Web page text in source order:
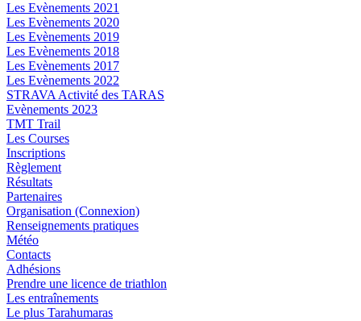
Les Evènements 2021
Les Evènements 2020
Les Evènements 2019
Les Evènements 2018
Les Evènements 2017
Les Evènements 2022
STRAVA Activité des TARAS
Evènements 2023
TMT Trail
Les Courses
Inscriptions
Règlement
Résultats
Partenaires
Organisation (Connexion)
Renseignements pratiques
Météo
Contacts
Adhésions
Prendre une licence de triathlon
Les entraînements
Le plus Tarahumaras